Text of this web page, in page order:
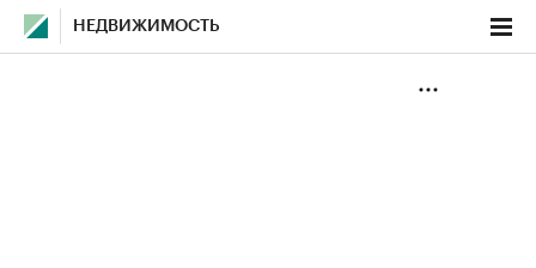
НЕДВИЖИМОСТЬ